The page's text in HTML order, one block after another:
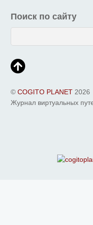
Поиск по сайту
©COGITO PLANET 2026
Журнал виртуальных